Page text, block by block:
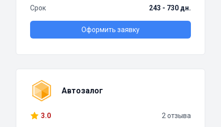
Срок
243 - 730 дн.
Оформить заявку
Автозалог
3.0 2 отзыва